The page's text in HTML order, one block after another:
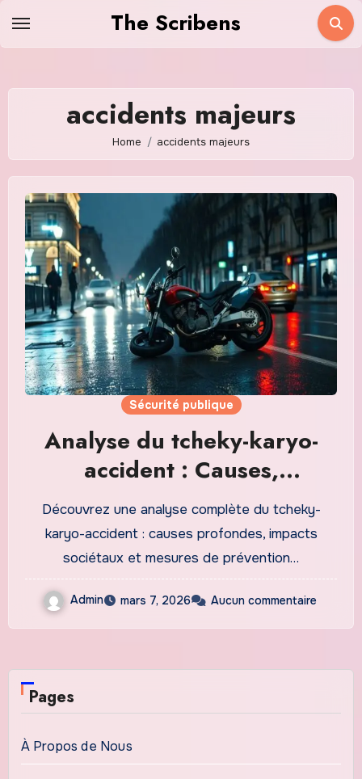
The Scribens
accidents majeurs
Home accidents majeurs
Sécurité publique
Analyse du tcheky-karyo-
accident : Causes,
Conséquences et Prévention
en 2026
Découvrez une analyse complète du tcheky-
karyo-accident : causes profondes, impacts
sociétaux et mesures de prévention…
Admin mars 7, 2026 Aucun commentaire
Pages
À Propos de Nous